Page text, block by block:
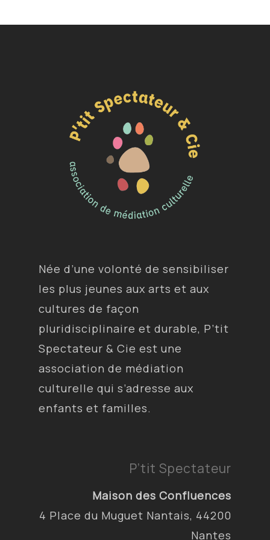
Née d’une volonté de sensibiliser
les plus jeunes aux arts et aux
cultures de façon
pluridisciplinaire et durable, P’tit
Spectateur & Cie est une
association de médiation
culturelle qui s’adresse aux
enfants et familles.
P’tit Spectateur
Maison des Confluences
4 Place du Muguet Nantais, 44200
Nantes